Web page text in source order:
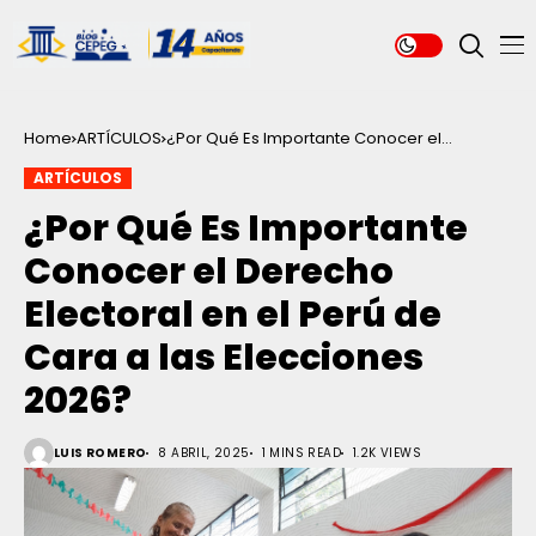
Home ARTÍCULOS ¿Por Qué Es Importante Conocer el
ARTÍCULOS
¿Por Qué Es Importante
Conocer el Derecho
Electoral en el Perú de
Cara a las Elecciones
2026?
LUIS ROMERO 8 ABRIL, 2025 1 MINS READ 1.2K VIEWS